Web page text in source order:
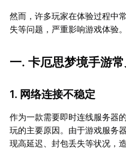
然而，许多玩家在体验过程中
失等问题，严重影响游戏体验。
一. 卡厄思梦境手游
1. 网络连接不稳定
作为一款需要即时连线服务器
玩的主要原因。由于游戏服务
现高延迟、封包丢失等状况，